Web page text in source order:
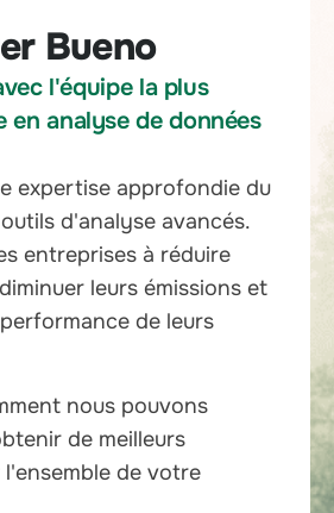
Bueno
l'équipe la plus
en analyse de données
expertise approfondie du
d'analyse avancés.
entreprises à réduire
leurs émissions et
de leurs
nous pouvons
de meilleurs
de votre